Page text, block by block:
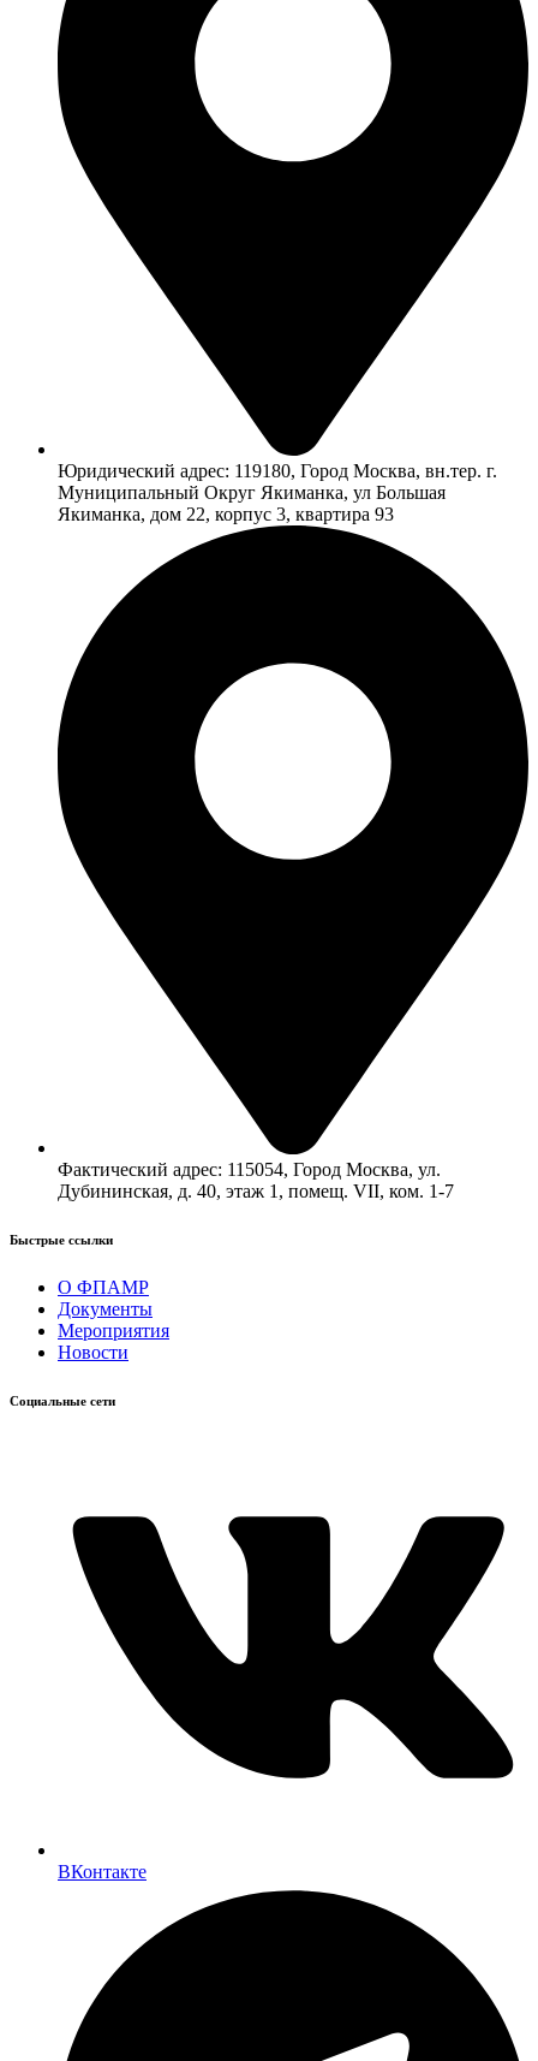
Юридический адрес: 119180, Город Москва, вн.тер. г.
Муниципальный Округ Якиманка, ул Большая
Якиманка, дом 22, корпус 3, квартира 93
Фактический адрес: 115054, Город Москва, ул.
Дубининская, д. 40, этаж 1, помещ. VII, ком. 1-7
Быстрые ссылки​
О ФПАМР
Документы
Мероприятия
Новости
Социальные сети
ВКонтакте